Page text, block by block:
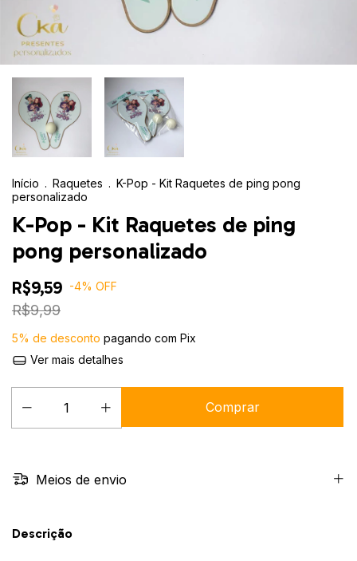
Início . Raquetes . K-Pop - Kit Raquetes de ping pong
personalizado
K-Pop - Kit Raquetes de ping
pong personalizado
R$9,59 -4% OFF
R$9,99
5% de desconto pagando com Pix
Ver mais detalhes
Meios de envio
Descrição